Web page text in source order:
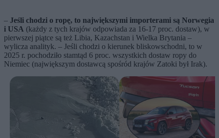
– Jeśli chodzi o ropę, to największymi importerami są Norwegia
i USA (każdy z tych krajów odpowiada za 16-17 proc. dostaw), w
pierwszej piątce są też Libia, Kazachstan i Wielka Brytania –
wylicza analityk. – Jeśli chodzi o kierunek bliskowschodni, to w
2025 r. pochodziło stamtąd 6 proc. wszystkich dostaw ropy do
Niemiec (największym dostawcą spośród krajów Zatoki był Irak).